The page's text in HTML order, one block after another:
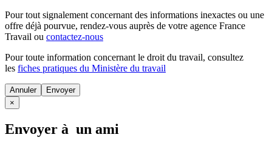
Pour tout signalement concernant des informations inexactes ou une
offre déjà pourvue, rendez-vous auprès de votre agence France
Travail ou contactez-nous
Pour toute information concernant le droit du travail, consultez
les fiches pratiques du Ministère du travail
Annuler
×
Envoyer à un ami